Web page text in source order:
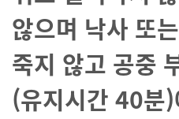
않으며 낙사 또는
죽지 않고 공중
(유지시간 40분